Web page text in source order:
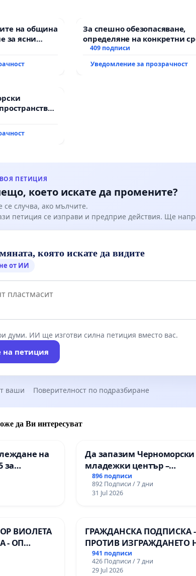
на община
за ясни
МЕД” АД и от
За спешно обезопасяване,
определяне на конкретни
и извършване на цялостна
републиканския път между
409 подписи
Уведомление за прозрачност
ПЕТИЦИЯ
което искате да промените?
се случва, ако мълчите.
петиция се изправи и предприе действия. Ще
която искате да видите
от ИИ
думи. ИИ ще изготви силна петиция вместо вас.
на петиция
ваши Поверителност по подразбиране
да Ви интересуват
на
за
по
в
Да запазим Черноморски
младежки център –
пространство за младите
Варна
896 подписи
892 Подписи / 7 дни
31 Jul 2026
ВИОЛЕТА
- ОП
ГРАЖДАНСКА ПОДПИСКА -
ПРОТИВ ИЗГРАЖДАНЕТО
ВЪЖЕНА ЛИНИЯ (ЛИФТ) НА
ТЕРИТОРИЯТА НА
941 подписи
426 Подписи / 7 дни
29 Jul 2026